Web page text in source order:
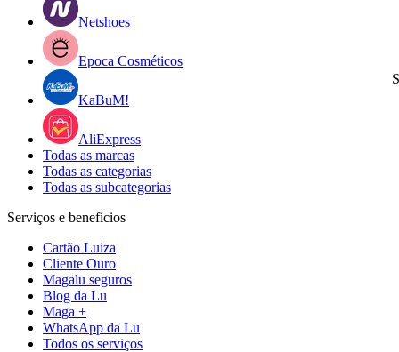
Netshoes
Epoca Cosméticos
KaBuM!
AliExpress
Todas as marcas
Todas as categorias
Todas as subcategorias
Serviços e benefícios
Cartão Luiza
Cliente Ouro
Magalu seguros
Blog da Lu
Maga +
WhatsApp da Lu
Todos os serviços